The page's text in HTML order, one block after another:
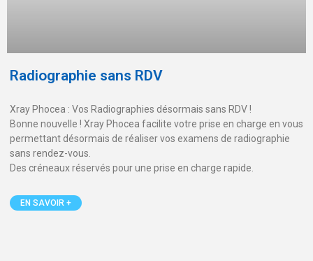
Radiographie sans RDV
Xray Phocea : Vos Radiographies désormais sans RDV !
Bonne nouvelle ! Xray Phocea facilite votre prise en charge en vous
permettant désormais de réaliser vos examens de radiographie
sans rendez-vous.
Des créneaux réservés pour une prise en charge rapide.
EN SAVOIR +